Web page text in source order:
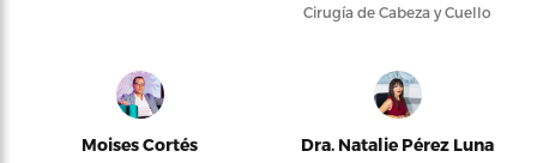
Cirugía de Cabeza y Cuello
Moises Cortés Dra. Natalie Pérez Luna